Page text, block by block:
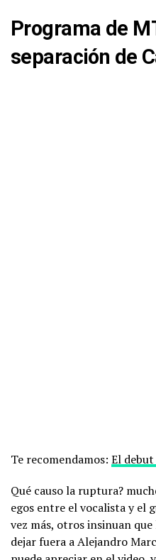
Programa de
separación de
Te recomendamos: El
Qué causo la ruptura?
egos entre el vocalista y el
vez más, otros insinuan
dejar fuera a Alejandro